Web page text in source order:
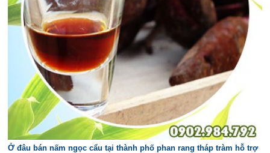
Ở đâu bán nấm ngọc cẩu tại thành phố phan rang tháp tràm hỗ trợ